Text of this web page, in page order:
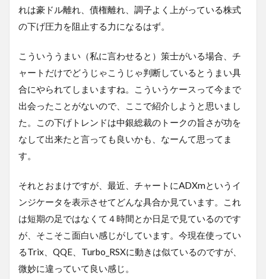
れは豪ドル離れ、債権離れ、調子よく上がっている株式
の下げ圧力を阻止する力になるはず。
こういううまい（私に言わせると）策士がいる場合、チ
ャートだけでどうじゃこうじゃ判断しているとうまい具
合にやられてしまいますね。こういうケースって今まで
出会ったことがないので、ここで紹介しようと思いまし
た。この下げトレンドは中銀総裁のトークの旨さが功を
なして出来たと言っても良いかも、なーんて思ってま
す。
それとおまけですが、最近、チャートにADXmというイ
ンジケータを表示させてどんな具合か見ています。これ
は短期の足ではなくて４時間とか日足で見ているのです
が、そこそこ面白い感じがしています。今現在使ってい
るTrix、QQE、Turbo_RSXに動きは似ているのですが、
微妙に違っていて良い感じ。